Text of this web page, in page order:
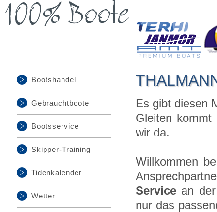
Bootshandel
Gebrauchtboote
Bootsservice
Skipper-Training
Tidenkalender
Wetter
Es gibt diesen
Gleiten kommt
wir da.
Willkommen
Service an
nur das